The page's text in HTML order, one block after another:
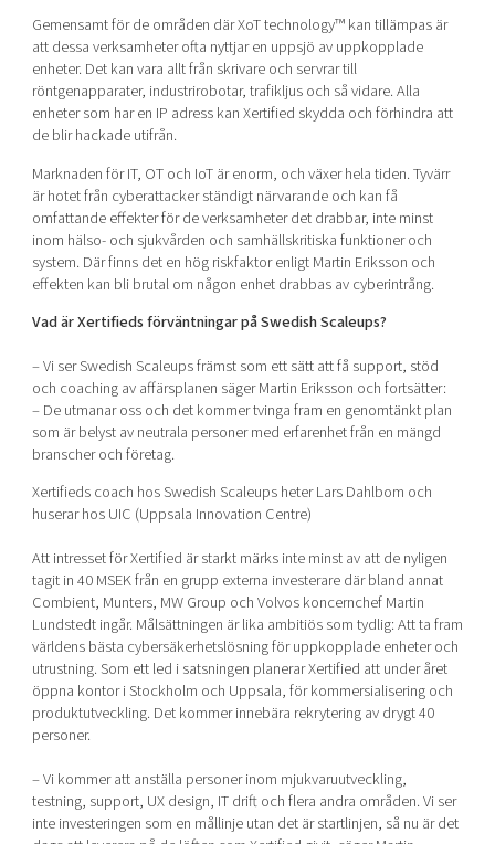
Gemensamt för de områden där XoT technology™ kan tillämpas är
att dessa verksamheter ofta nyttjar en uppsjö av uppkopplade
enheter. Det kan vara allt från skrivare och servrar till
röntgenapparater, industrirobotar, trafikljus och så vidare. Alla
enheter som har en IP adress kan Xertified skydda och förhindra att
de blir hackade utifrån.
Marknaden för IT, OT och IoT är enorm, och växer hela tiden. Tyvärr
är hotet från cyberattacker ständigt närvarande och kan få
omfattande effekter för de verksamheter det drabbar, inte minst
inom hälso- och sjukvården och samhällskritiska funktioner och
system. Där finns det en hög riskfaktor enligt Martin Eriksson och
effekten kan bli brutal om någon enhet drabbas av cyberintrång.
Vad är Xertifieds förväntningar på Swedish Scaleups?
– Vi ser Swedish Scaleups främst som ett sätt att få support, stöd
och coaching av affärsplanen säger Martin Eriksson och fortsätter:
– De utmanar oss och det kommer tvinga fram en genomtänkt plan
som är belyst av neutrala personer med erfarenhet från en mängd
branscher och företag.
Xertifieds coach hos Swedish Scaleups heter Lars Dahlbom och
huserar hos UIC (Uppsala Innovation Centre)
Att intresset för Xertified är starkt märks inte minst av att de nyligen
tagit in 40 MSEK från en grupp externa investerare där bland annat
Combient, Munters, MW Group och Volvos koncernchef Martin
Lundstedt ingår. Målsättningen är lika ambitiös som tydlig: Att ta fram
världens bästa cybersäkerhetslösning för uppkopplade enheter och
utrustning. Som ett led i satsningen planerar Xertified att under året
öppna kontor i Stockholm och Uppsala, för kommersialisering och
produktutveckling. Det kommer innebära rekrytering av drygt 40
personer.
– Vi kommer att anställa personer inom mjukvaruutveckling,
testning, support, UX design, IT drift och flera andra områden. Vi ser
inte investeringen som en mållinje utan det är startlinjen, så nu är det